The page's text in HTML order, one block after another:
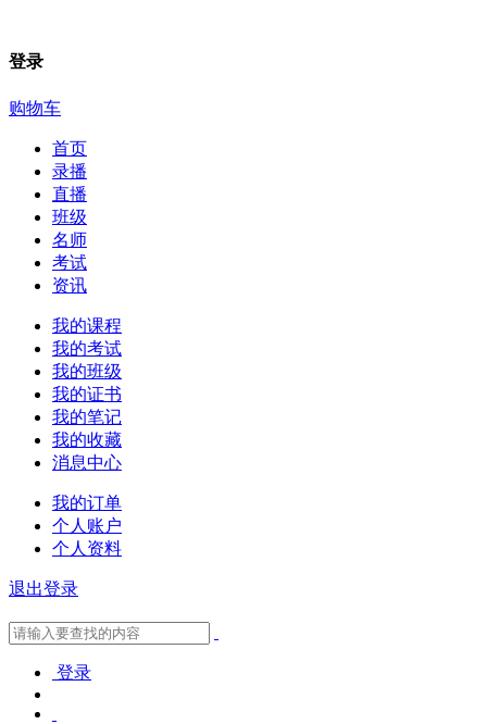
登录
购物车
首页
录播
直播
班级
名师
考试
资讯
我的课程
我的考试
我的班级
我的证书
我的笔记
我的收藏
消息中心
我的订单
个人账户
个人资料
退出登录
登录